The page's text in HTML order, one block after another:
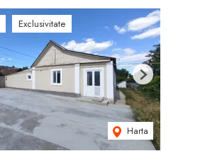
Exclusivitate
Harta
Next